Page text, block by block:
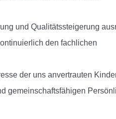
und Qualitätssteigerung
den fachlichen
der uns anvertrauten
gemeinschaftsfähigen